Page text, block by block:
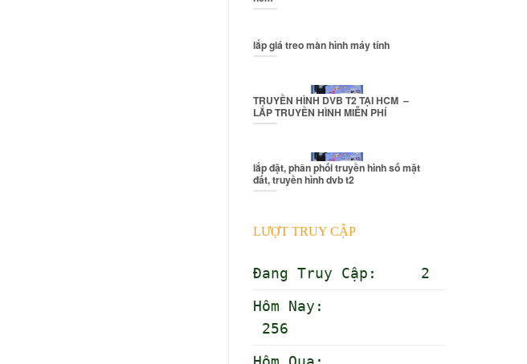
lắp giá treo màn hình máy tính
TRUYỀN HÌNH DVB T2 TẠI HCM –
LẮP TRUYỀN HÌNH MIỄN PHÍ
lắp đặt, phân phối truyền hình số mặt
đất, truyền hình dvb t2
LƯỢT TRUY CẬP
Đang Truy Cập: 2
Hôm Nay:
256